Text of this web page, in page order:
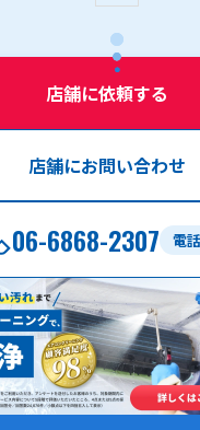
店舗に依頼する
店舗にお問い合わせ
電
06-6868-2307